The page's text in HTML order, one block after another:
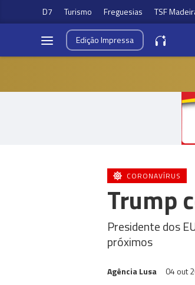
D7 Turismo Freguesias TSF
EdiçãoImpressa
CORONAVÍRUS
Trump
Presidente dos
próximos
Agência Lusa 04 out